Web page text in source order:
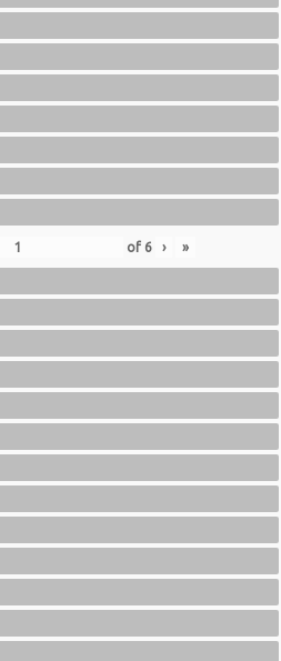
of 6 › »